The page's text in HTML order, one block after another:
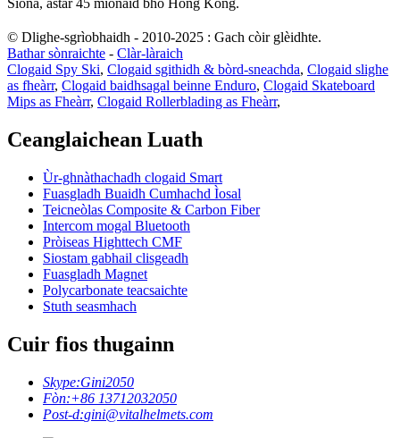
Sìona, astar 45 mionaid bho Hong Kong.
© Dlighe-sgrìobhaidh - 2010-2025 : Gach còir glèidhte.
Bathar sònraichte - Clàr-làraich
Clogaid Spy Ski, Clogaid sgithidh & bòrd-sneachda, Clogaid slighe
as fheàrr, Clogaid baidhsagal beinne Enduro, Clogaid Skateboard
Mips as Fheàrr, Clogaid Rollerblading as Fheàrr,
Ceanglaichean Luath
Ùr-ghnàthachadh clogaid Smart
Fuasgladh Buaidh Cumhachd Ìosal
Teicneòlas Composite & Carbon Fiber
Intercom mogal Bluetooth
Pròiseas Highttech CMF
Siostam gabhail clisgeadh
Fuasgladh Magnet
Polycarbonate teacsaichte
Stuth seasmhach
Cuir fios thugainn
Skype:Gini2050
Fòn:+86 13712032050
Post-d:gini@vitalhelmets.com